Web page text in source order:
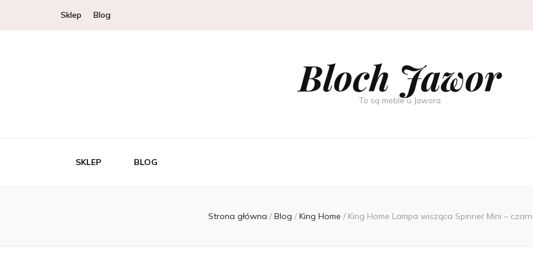
Sklep Blog
Bloch Jawor
To są meble u Jawora
SKLEP BLOG
Strona główna / Blog / King Home / King Home Lampa wisząca Spinner Mini –